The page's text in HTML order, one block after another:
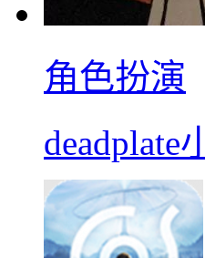
角色扮演
deadplate